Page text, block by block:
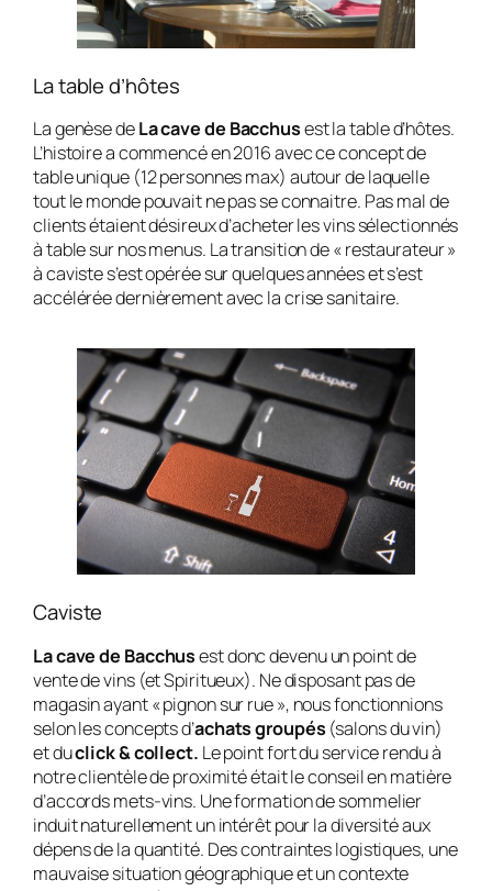
La table d’hôtes
La genèse deLa cave de Bacchusest la table d’hôtes.
L’histoire a commencé en 2016 avec ce concept de
table unique (12 personnes max) autour de laquelle
tout le monde pouvait ne pas se connaitre. Pas mal de
clients étaient désireux d’acheter les vins sélectionnés
à table sur nos menus. La transition de « restaurateur »
à caviste s’est opérée sur quelques années et s’est
accélérée dernièrement avec la crise sanitaire.
Caviste
La cave de Bacchusest donc devenu un point de
vente de vins (et Spiritueux). Ne disposant pas de
magasin ayant « pignon sur rue », nous fonctionnions
selon les concepts d’achats groupés (salons du vin)
et duclick & collect. Le point fort du service rendu à
notre clientèle de proximité était le conseil en matière
d’accords mets-vins. Une formation de sommelier
induit naturellement un intérêt pour la diversité aux
dépens de la quantité. Des contraintes logistiques, une
mauvaise situation géographique et un contexte